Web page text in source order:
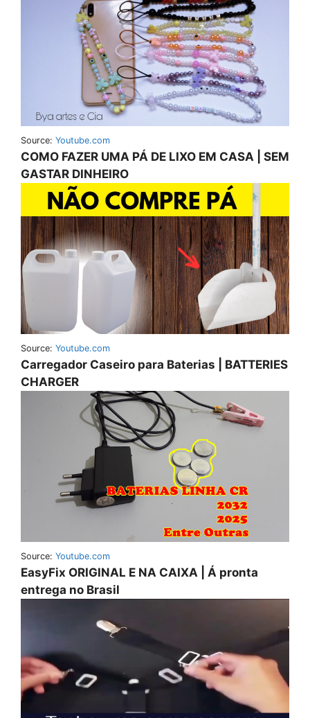
Source: Youtube.com
COMO FAZER UMA PÁ DE LIXO EM CASA | SEM
GASTAR DINHEIRO
Source: Youtube.com
Carregador Caseiro para Baterias | BATTERIES
CHARGER
Source: Youtube.com
EasyFix ORIGINAL E NA CAIXA | Á pronta
entrega no Brasil